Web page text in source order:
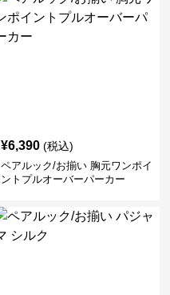
¥6,390 (税込)
ペアルック/お揃い 胸元ワンポイ
ントプルオーバーパーカー